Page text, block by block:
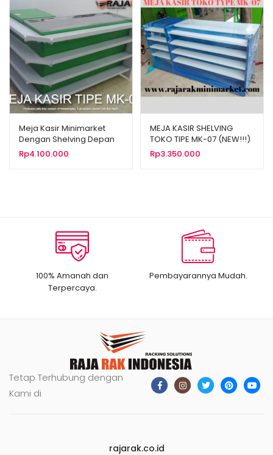
Meja Kasir Minimarket
Dengan Shelving Depan
Tipe MK-09
Rp4.100.000
MEJA KASIR SHELVING
TOKO TIPE MK-07 (NEW!!!)
Rp3.350.000
100% Amanah dan
Terpercaya.
Pembayarannya Mudah.
Tetap Terhubung dengan
Kami di
rajarak.co.id